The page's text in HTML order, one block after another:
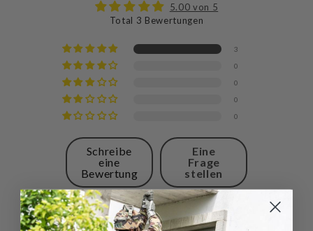
5.00 von 5
Total 3 Bewertungen
3
0
0
0
0
Schreibe
eine
Bewertung
Eine
Frage
stellen